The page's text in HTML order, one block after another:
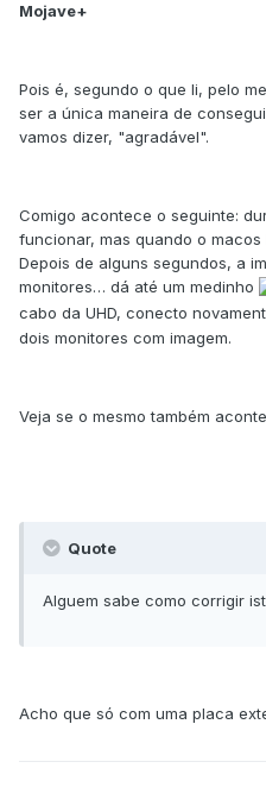
Mojave+
Pois é, segundo o que li, pelo
ser a única maneira de
vamos dizer, "agradável".
Comigo acontece o seguinte:
funcionar, mas quando o
Depois de alguns segundos, a
monitores… dá até um medinho
cabo da UHD, conecto
dois monitores com imagem.
Veja se o mesmo também
Quote
Alguem sabe como corrigir
Acho que só com uma placa